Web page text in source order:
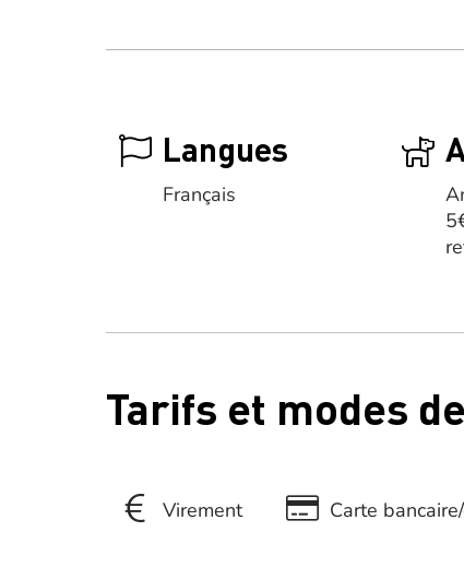
Langues
Français
Tarifs et modes
Virement Carte